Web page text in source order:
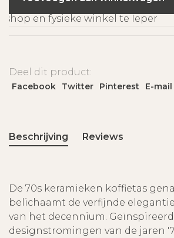
en fysieke winkel te Ieper
Deel dit product:
Facebook Twitter Pinterest E-mail
Beschrijving Reviews
De 70s keramieken koffietas
belichaamt de verfijnde
van het decennium.
designstromingen van de jaren